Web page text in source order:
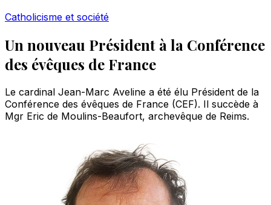
Catholicisme et société
Un nouveau Président à la Conférence
des évêques de France
Le cardinal Jean-Marc Aveline a été élu Président de la
Conférence des évêques de France (CEF). Il succède à
Mgr Eric de Moulins-Beaufort, archevêque de Reims.